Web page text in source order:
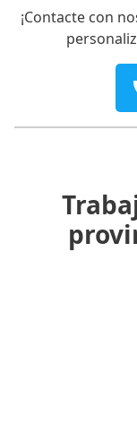
¡Contacte con